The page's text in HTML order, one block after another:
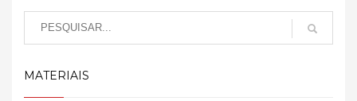
MATERIAIS